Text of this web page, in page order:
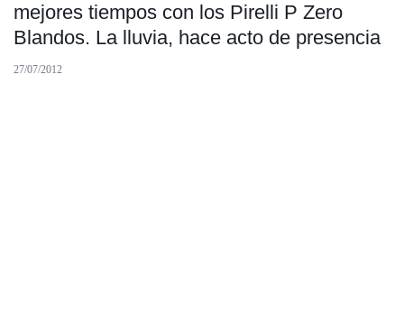
mejores tiempos con los Pirelli P Zero
Blandos. La lluvia, hace acto de presencia
27/07/2012